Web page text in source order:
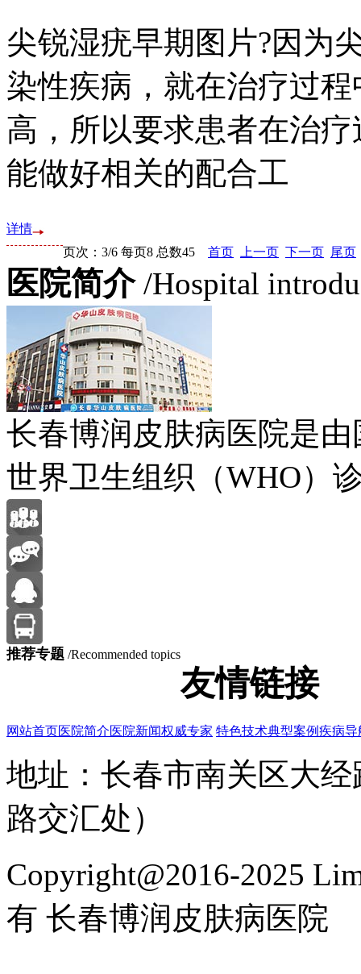
尖锐湿疣早期图片?因为
染性疾病，就在治疗过
高，所以要求患者在治
能做好相关的配合工
详情
页次：3/6 每页8 总数45 首页 上一页 下一页 尾页
医院简介/Hospital
长春博润皮肤病医院是
世界卫生组织（WHO）
推荐专题 /Recommended topics
友情链接
网站首页医院简介医院新闻权威专家 特色技术典型案例疾病导
地址：长春市南关区大
路交汇处）
Copyright@2016-2025
有 长春博润皮肤病医院